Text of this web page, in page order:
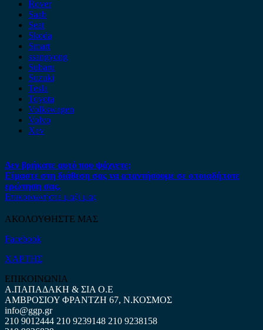
Rover
Saab
Seat
Skoda
Smart
ssangyong
Subaru
Suzuki
Tesla
Toyota
Volkswagen
Volvo
Xev
Δεν βρήκατε αυτό που ψάχνετε;
Είμαστε στη διάθεση σας να απαντήσουμε σε οποιαδήποτε
ερώτηση σας.
Επικοινωνήστε μαζί μας
ΑΚΟΛΟΥΘΗΣΤΕ ΜΑΣ
Facebook
ΧΑΡΤΗΣ
ΕΠΙΚΟΙΝΩΝΙΑ
Α.ΠΑΠΑΔΑΚΗ & ΣΙΑ Ο.Ε
ΑΜΒΡΟΣΙΟΥ ΦΡΑΝΤΖΗ 67, Ν.ΚΟΣΜΟΣ
info@ggp.gr
210 9012444 210 9239148 210 9238158